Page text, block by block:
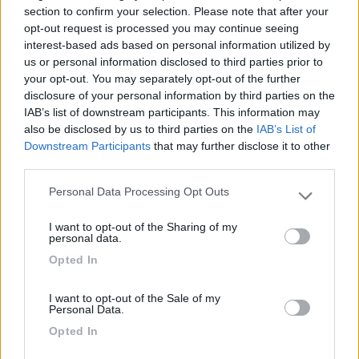
section to confirm your selection. Please note that after your
opt-out request is processed you may continue seeing
interest-based ads based on personal information utilized by
us or personal information disclosed to third parties prior to
your opt-out. You may separately opt-out of the further
disclosure of your personal information by third parties on the
IAB’s list of downstream participants. This information may
also be disclosed by us to third parties on the IAB’s List of
Downstream Participants that may further disclose it to other
Please note that this website/app uses one or more Google
not limited to your visit or usage behaviour. You may click to
use your data for below specified purposes in below Google
Personal Data Processing Opt Outs
I want to opt-out of the Sharing of my
personal data.
Opted In
I want to opt-out of the Sale of my
Personal Data.
Opted In
Riguardo al tipo di olio concordo... Io sul mio 2.5 aspirato metto
il 15w40 o 10w40 semisintetico come da libretto e consuma
pochissimo olio, ma una volta misi un 15w40 100% minerale
super economico e ne mangiava il doppio...
In un mondo dove il male è di casa e ha vinto sempre, Dove regna il capitale,
oggi più spietatamente, Riusciranno questo brocco e questo inutile scudiero Al
Potere dare scacco e salvare il mondo intero?
In risposta al messaggio di 08/10/2019 18:06:19
Se hanno fatto 2500km a manetta ci può anche stare,il mio si beve un
hanno fatto gli splendidi ed hanno messo invece di un 15W40(ad
esempio)un